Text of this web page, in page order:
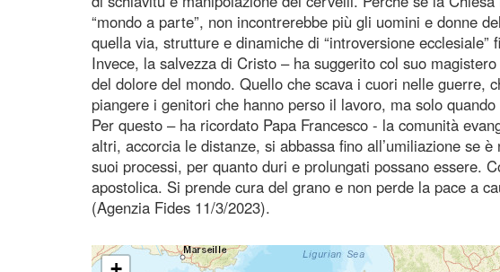
“mondo a parte”, non incontrerebbe più gli uomini e donne
quella via, strutture e dinamiche di “introversione
Invece, la salvezza di Cristo – ha suggerito col suo
del dolore del mondo. Quello che scava i cuori nelle guerre,
piangere i genitori che hanno perso il lavoro, ma solo
Per questo – ha ricordato Papa Francesco - la comunità
altri, accorcia le distanze, si abbassa fino all’umiliazione se
suoi processi, per quanto duri e prolungati possano essere.
apostolica. Si prende cura del grano e non perde la pace a
(Agenzia Fides 11/3/2023).